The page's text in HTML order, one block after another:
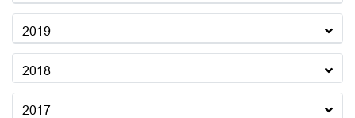
2019
2018
2017